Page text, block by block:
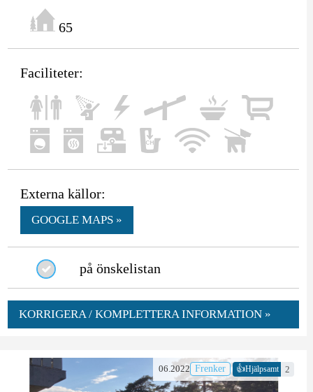
65
Faciliteter:
Externa källor:
GOOGLE MAPS »
på önskelistan
KORRIGERA / KOMPLETTERA INFORMATION »
06.2022 Frenker 👍Hjälpsamt 2